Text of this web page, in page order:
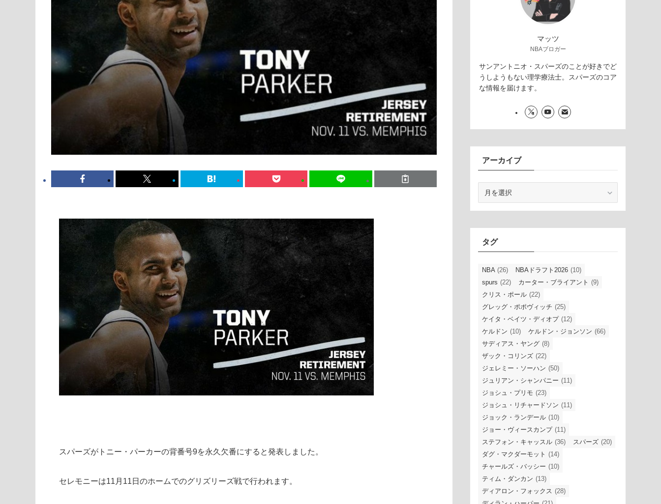
スパーズがトニー・パーカーの背番号9を永久欠番にすると発表しました。
セレモニーは11月11日のホームでのグリズリーズ戦で行われます。
マッツ
NBAブロガー
サンアントニオ・スパーズのことが好きでど
うしようもない理学療法士。スパーズのコア
な情報を届けます。
アーカイブ
ブ
タグ
NBA (26) NBAドラフト2026 (10)
spurs (22) カーター・ブライアント (9)
クリス・ポール (22)
グレッグ・ポポヴィッチ (25)
ケイタ・ベイツ・ディオプ (12)
ケルドン (10) ケルドン・ジョンソン (66)
サディアス・ヤング (8)
ザック・コリンズ (22)
ジェレミー・ソーハン (50)
ジュリアン・シャンパニー (11)
ジョシュ・プリモ (23)
ジョシュ・リチャードソン (11)
ジョック・ランデール (10)
ジョー・ヴィースカンプ (11)
ステフォン・キャッスル (36) スパーズ (20)
ダグ・マクダーモット (14)
チャールズ・バッシー (10)
ティム・ダンカン (13)
ディアロン・フォックス (28)